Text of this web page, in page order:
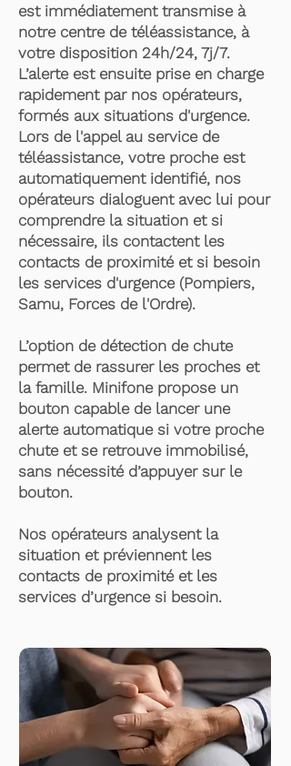
est immédiatement transmise à
notre centre de téléassistance, à
votre disposition 24h/24, 7j/7.
L’alerte est ensuite prise en charge
rapidement par nos opérateurs,
formés aux situations d'urgence.
Lors de l'appel au service de
téléassistance, votre proche est
automatiquement identifié, nos
opérateurs dialoguent avec lui pour
comprendre la situation et si
nécessaire, ils contactent les
contacts de proximité et si besoin
les services d'urgence (Pompiers,
Samu, Forces de l'Ordre).
L’option de détection de chute
permet de rassurer les proches et
la famille. Minifone propose un
bouton capable de lancer une
alerte automatique si votre proche
chute et se retrouve immobilisé,
sans nécessité d’appuyer sur le
bouton.
Nos opérateurs analysent la
situation et préviennent les
contacts de proximité et les
services d’urgence si besoin.